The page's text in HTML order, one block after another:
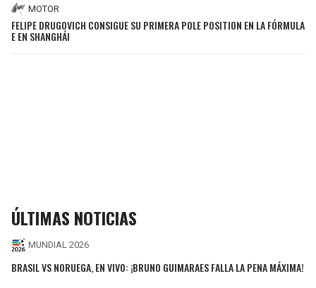
MOTOR
FELIPE DRUGOVICH CONSIGUE SU PRIMERA POLE POSITION EN LA FÓRMULA
E EN SHANGHÁI
ÚLTIMAS NOTICIAS
MUNDIAL 2026
BRASIL VS NORUEGA, EN VIVO: ¡BRUNO GUIMARAES FALLA LA PENA MÁXIMA!